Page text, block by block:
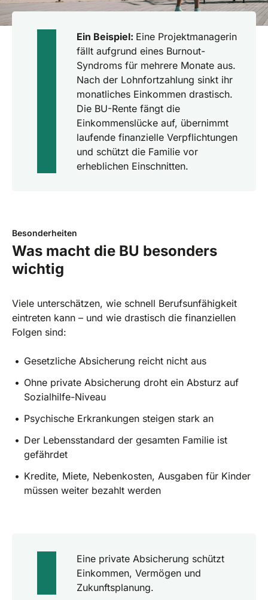
Ein Beispiel: Eine Projektmanagerin
fällt aufgrund eines Burnout-
Syndroms für mehrere Monate aus.
Nach der Lohnfortzahlung sinkt ihr
monatliches Einkommen drastisch.
Die BU-Rente fängt die
Einkommenslücke auf, übernimmt
laufende finanzielle Verpflichtungen
und schützt die Familie vor
erheblichen Einschnitten.
Besonderheiten
Was macht die BU besonders
wichtig
Viele unterschätzen, wie schnell Berufsunfähigkeit
eintreten kann – und wie drastisch die finanziellen
Folgen sind:
Gesetzliche Absicherung reicht nicht aus
Ohne private Absicherung droht ein Absturz auf
Sozialhilfe-Niveau
Psychische Erkrankungen steigen stark an
Der Lebensstandard der gesamten Familie ist
gefährdet
Kredite, Miete, Nebenkosten, Ausgaben für Kinder
müssen weiter bezahlt werden
Eine private Absicherung schützt
Einkommen, Vermögen und
Zukunftsplanung.